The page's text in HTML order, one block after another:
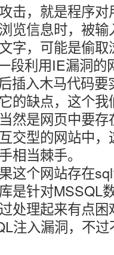
击，就是程序
览信息时，被
字，可能是偷
段利用IE漏洞的
插入木马代码
的缺点，这个
然是网页中要
交型的网站中
相当棘手。
这个网站存在
是针对MSSQL
处理起来有点
注入漏洞，不